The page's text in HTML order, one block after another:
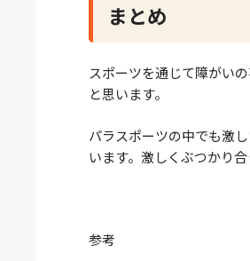
まとめ
スポーツを通じて障がい
と思います。
パラスポーツの中でも激
います。激しくぶつかり
参考